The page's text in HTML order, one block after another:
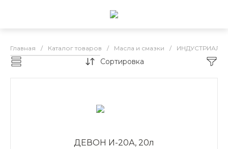
Главная / Каталог товаров / Масла и смазки /
DEVON индустриальные масла
Сортировка
ДЕВОН И-20А, 20л